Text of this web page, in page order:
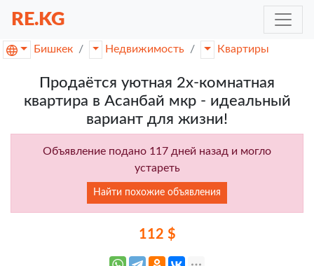
RE.KG
Бишкек Недвижимость Квартиры
Продаётся уютная 2х-комнатная
квартира в Асанбай мкр - идеальный
вариант для жизни!
Объявление подано 117 дней назад и могло
устареть
Найти похожие объявления
112 $